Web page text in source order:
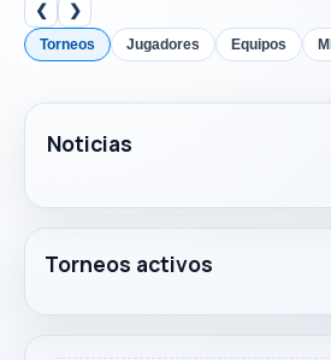
❮ ❯
Torneos Jugadores Equipos
Noticias
Torneos activos